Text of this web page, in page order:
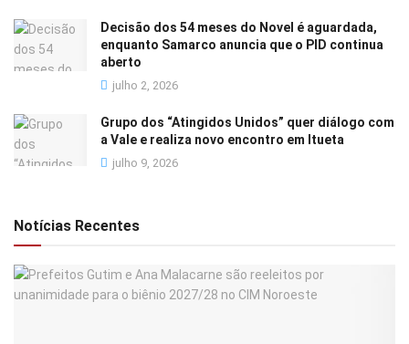
Decisão dos 54 meses do Novel é aguardada,
enquanto Samarco anuncia que o PID continua
aberto
julho 2, 2026
Grupo dos “Atingidos Unidos” quer diálogo com
a Vale e realiza novo encontro em Itueta
julho 9, 2026
Notícias Recentes